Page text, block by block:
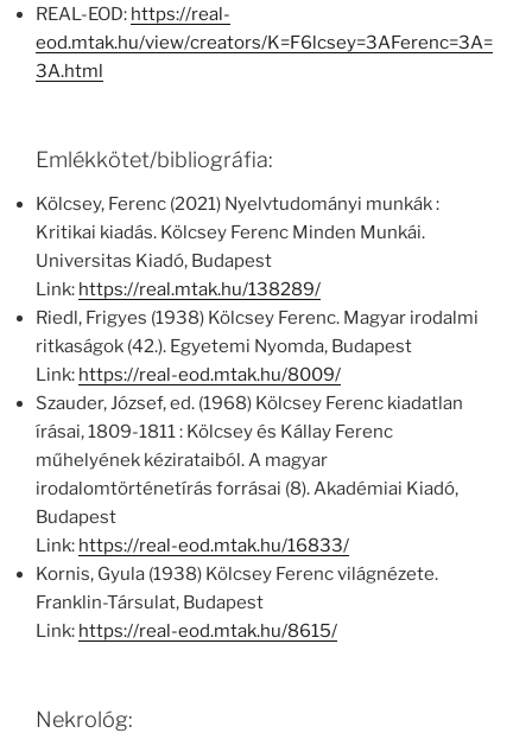
REAL-EOD: https://real-
eod.mtak.hu/view/creators/K=F6lcsey=3AFerenc=3A=
3A.html
Emlékkötet/bibliográfia:
Kölcsey, Ferenc (2021) Nyelvtudományi munkák :
Kritikai kiadás. Kölcsey Ferenc Minden Munkái.
Universitas Kiadó, Budapest
Link: https://real.mtak.hu/138289/
Riedl, Frigyes (1938) Kölcsey Ferenc. Magyar irodalmi
ritkaságok (42.). Egyetemi Nyomda, Budapest
Link: https://real-eod.mtak.hu/8009/
Szauder, József, ed. (1968) Kölcsey Ferenc kiadatlan
írásai, 1809-1811 : Kölcsey és Kállay Ferenc
műhelyének kézirataiból. A magyar
irodalomtörténetírás forrásai (8). Akadémiai Kiadó,
Budapest
Link: https://real-eod.mtak.hu/16833/
Kornis, Gyula (1938) Kölcsey Ferenc világnézete.
Franklin-Társulat, Budapest
Link: https://real-eod.mtak.hu/8615/
Nekrológ: